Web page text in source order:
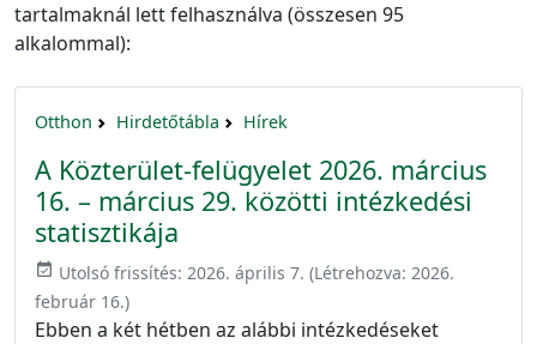
tartalmaknál lett felhasználva (összesen 95
alkalommal):
Otthon Hirdetőtábla Hírek
A Közterület-felügyelet 2026. március
16. – március 29. közötti intézkedési
statisztikája
event_available Utolsó frissítés: 2026. április 7. (Létrehozva: 2026.
február 16.)
Ebben a két hétben az alábbi intézkedéseket